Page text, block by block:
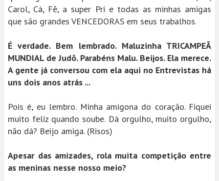
Carol, Cá, Fê, a super Pri e todas as minhas amigas
que são grandes VENCEDORAS em seus trabalhos.
É verdade. Bem lembrado. Maluzinha TRICAMPEÃ
MUNDIAL de Judô. Parabéns Malu. Beijos. Ela merece.
A gente já conversou com ela aqui no Entrevistas há
uns dois anos atrás ...
Pois é, eu lembro. Minha amigona do coração. Fiquei
muito feliz quando soube. Dá orgulho, muito orgulho,
não dá? Beijo amiga. (Risos)
Apesar das amizades, rola muita competição entre
as meninas nesse nosso meio?